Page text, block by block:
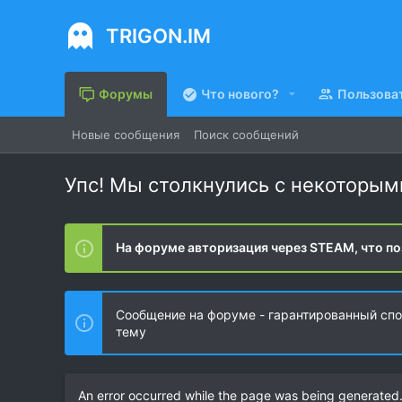
TRIGON.IM
Форумы Что нового?
Новые сообщения Поиск сообщений
Упс! Мы столкнулись с
На форуме авторизация через STEAM, что
Сообщение на форуме - гарантированный
тему
An error occurred while the page was being